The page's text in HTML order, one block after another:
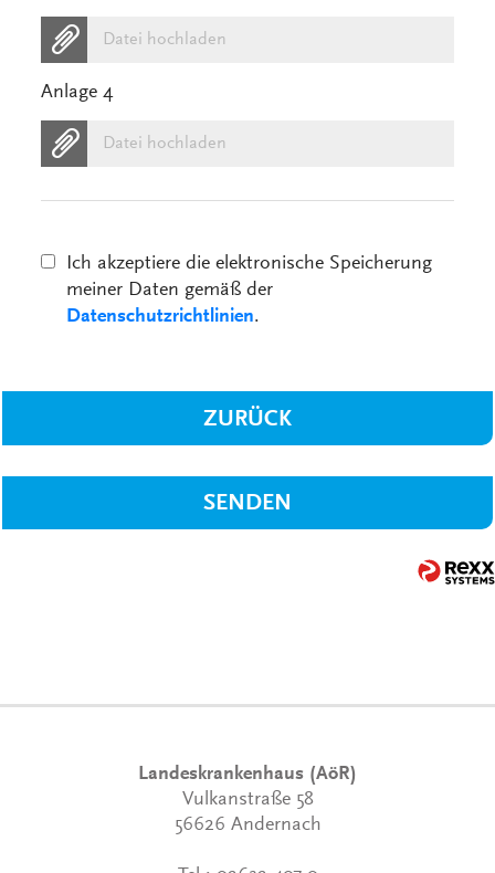
Datei hochladen
Anlage 4
Datei hochladen
Ich akzeptiere die elektronische Speicherung
meiner Daten gemäß der
Datenschutzrichtlinien.
ZURÜCK
SENDEN
Landeskrankenhaus (AöR)
Vulkanstraße 58
56626 Andernach